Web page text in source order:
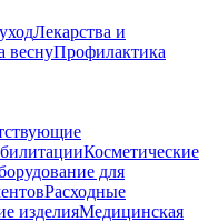
Лекарства и
веснуПрофилактика
Косметические
для
Расходные
изделияМедицинская